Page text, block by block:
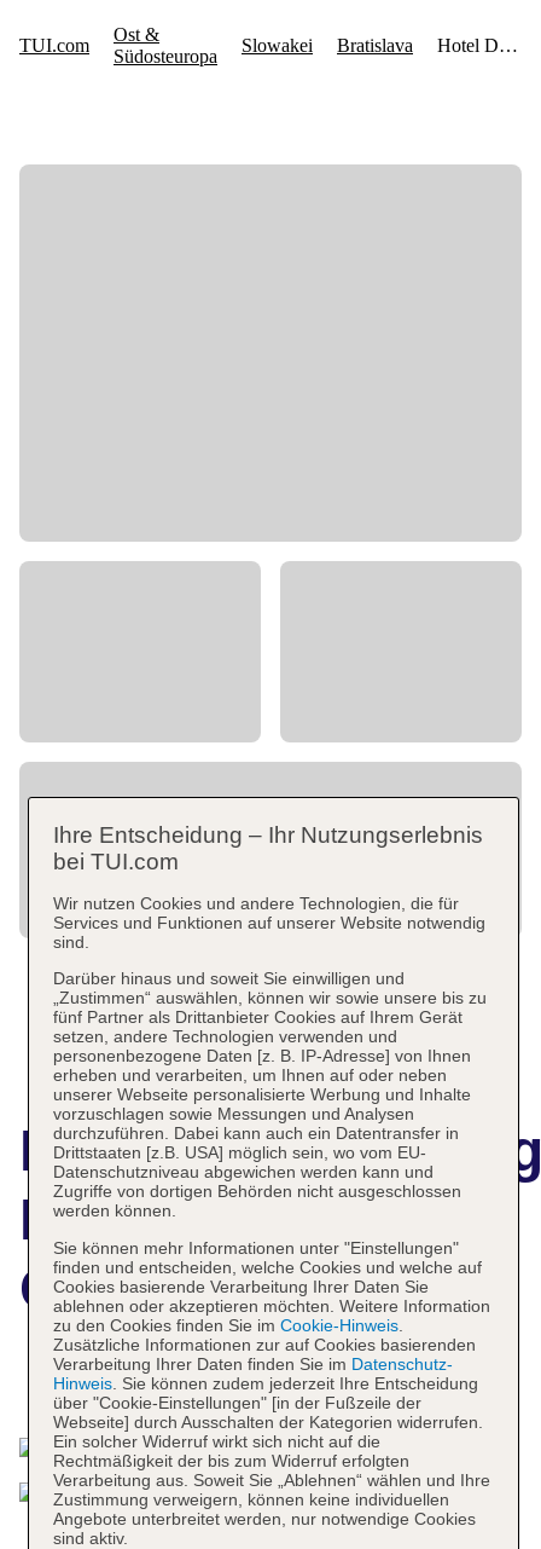
Hotel Danubia
Gate
Das bietet Ihre Unterkunft
Ihre Entscheidung – Ihr Nutzungserlebnis
bei TUI.com
Wir nutzen Cookies und andere Technologien, die für
Services und Funktionen auf unserer Website notwendig
sind.
Darüber hinaus und soweit Sie einwilligen und
„Zustimmen“ auswählen, können wir sowie unsere bis zu
fünf Partner als Drittanbieter Cookies auf Ihrem Gerät
setzen, andere Technologien verwenden und
personenbezogene Daten [z. B. IP-Adresse] von Ihnen
erheben und verarbeiten, um Ihnen auf oder neben
unserer Webseite personalisierte Werbung und Inhalte
vorzuschlagen sowie Messungen und Analysen
durchzuführen. Dabei kann auch ein Datentransfer in
Drittstaaten [z.B. USA] möglich sein, wo vom EU-
Datenschutzniveau abgewichen werden kann und
Zugriffe von dortigen Behörden nicht ausgeschlossen
werden können.
Sie können mehr Informationen unter "Einstellungen"
finden und entscheiden, welche Cookies und welche auf
Cookies basierende Verarbeitung Ihrer Daten Sie
ablehnen oder akzeptieren möchten. Weitere Information
zu den Cookies finden Sie im Cookie-Hinweis.
Zusätzliche Informationen zur auf Cookies basierenden
Verarbeitung Ihrer Daten finden Sie im Datenschutz-
Hinweis. Sie können zudem jederzeit Ihre Entscheidung
über "Cookie-Einstellungen" [in der Fußzeile der
Webseite] durch Ausschalten der Kategorien widerrufen.
Ein solcher Widerruf wirkt sich nicht auf die
Rechtmäßigkeit der bis zum Widerruf erfolgten
Verarbeitung aus. Soweit Sie „Ablehnen“ wählen und Ihre
Zustimmung verweigern, können keine individuellen
Angebote unterbreitet werden, nur notwendige Cookies
sind aktiv.